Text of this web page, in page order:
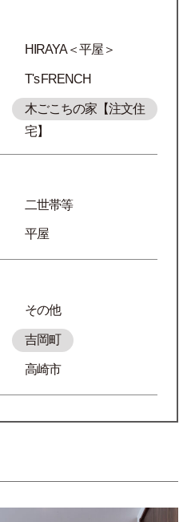
HIRAYA＜平屋＞
T's FRENCH
木ごこちの家【注文住
宅】
二世帯等
平屋
その他
吉岡町
高崎市